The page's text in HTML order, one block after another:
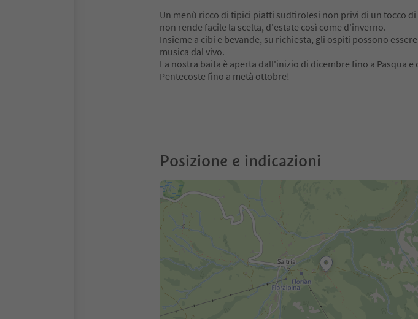
Un menù ricco di tipici piatti sudtirolesi non privi di un tocco
non rende facile la scelta, d'estate così come d'inverno.
Insieme a cibi e bevande, su richiesta, gli ospiti possono
musica dal vivo.
La nostra baita è aperta dall'inizio di dicembre fino a Pasqua e
Pentecoste fino a metà ottobre!
Posizione e indicazioni